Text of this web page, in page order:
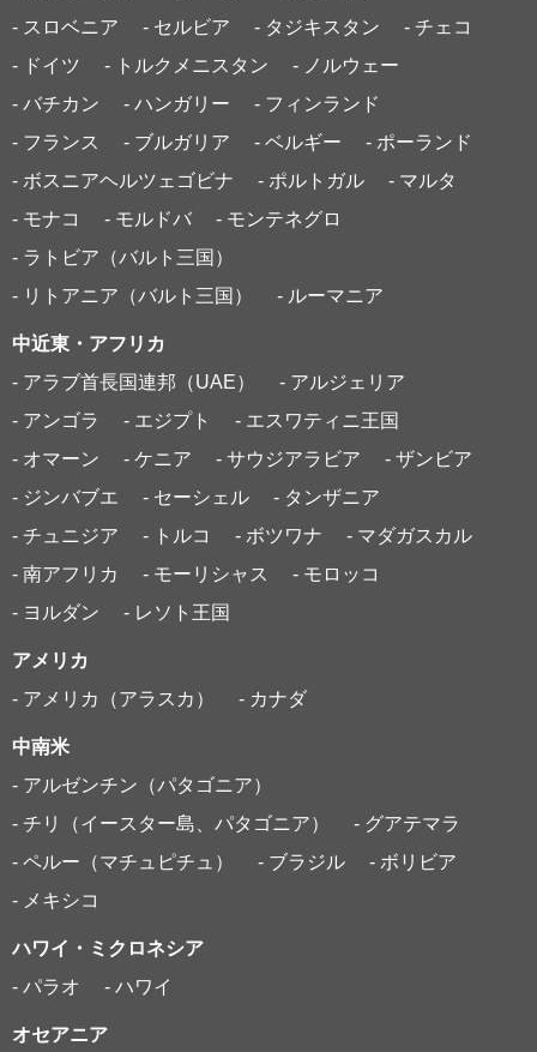
- スロベニア
- セルビア - タジキスタン
- チェコ
- ドイツ
- トルクメニスタン
- ノルウェー
- バチカン
- ハンガリー
- フィンランド
- フランス
- ブルガリア - ベルギー
- ポーランド
- ボスニアヘルツェゴビナ
- ポルトガル
- マルタ
- モナコ
- モルドバ
- モンテネグロ
- ラトビア（バルト三国）
- リトアニア（バルト三国）
- ルーマニア
中近東・アフリカ
- アラブ首長国連邦（UAE）
- アルジェリア
- アンゴラ
- エジプト
- エスワティニ王国
- オマーン
- ケニア - サウジアラビア
- ザンビア
- ジンバブエ
- セーシェル
- タンザニア
- チュニジア
- トルコ - ボツワナ
- マダガスカル
- 南アフリカ
- モーリシャス
- モロッコ
- ヨルダン
- レソト王国
アメリカ
- アメリカ（アラスカ）
- カナダ
中南米
- アルゼンチン（パタゴニア）
- チリ（イースター島、パタゴニア）
- グアテマラ
- ペルー（マチュピチュ）
- ブラジル
- ボリビア
- メキシコ
ハワイ・ミクロネシア
- パラオ
- ハワイ
オセアニア